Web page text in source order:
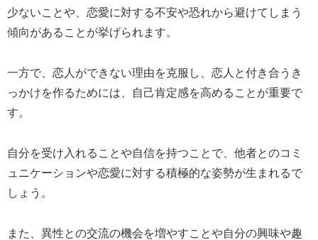
少ないことや、恋愛に対する不安や恐れから避けてしまう
傾向があることが挙げられます。
一方で、恋人ができない理由を克服し、恋人と付き合うき
っかけを作るためには、自己肯定感を高めることが重要で
す。
自分を受け入れることや自信を持つことで、他者とのコミ
ュニケーションや恋愛に対する積極的な姿勢が生まれるで
しょう。
また、異性との交流の機会を増やすことや自分の興味や趣